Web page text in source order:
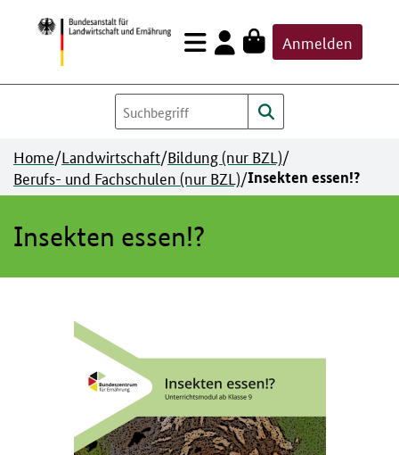
Zum
Inhalt
springen
Anmelden
Home/Landwirtschaft/Bildung (nur BZL)/
Berufs- und Fachschulen (nur BZL)/Insekten essen!?
Insekten essen!?